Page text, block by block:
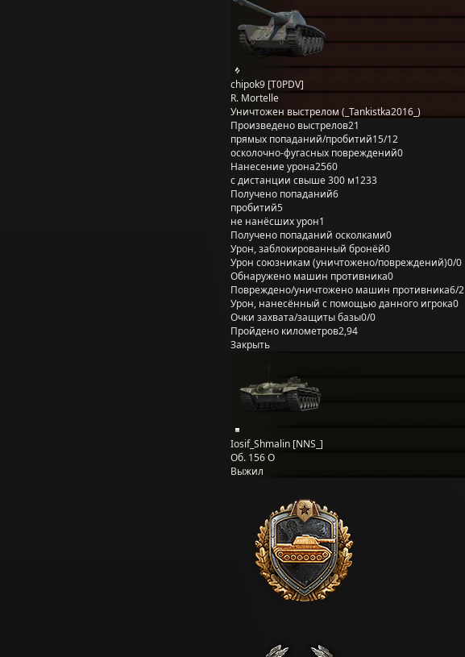
chipok9 [T0PDV]
R. Mortelle
Уничтожен выстрелом (_Tankistka2016_)
Произведено выстрелов21
прямых попаданий/пробитий15/12
осколочно-фугасных повреждений0
Нанесение урона2560
с дистанции свыше 300 м1233
Получено попаданий6
пробитий5
не нанёсших урон1
Получено попаданий осколками0
Урон, заблокированный бронёй0
Урон союзникам (уничтожено/повреждений)0/0
Обнаружено машин противника0
Повреждено/уничтожено машин противника6/2
Урон, нанесённый с помощью данного игрока0
Очки захвата/защиты базы0/0
Пройдено километров2,94
Закрыть
Iosif_Shmalin [NNS_]
Об. 156 О
Выжил